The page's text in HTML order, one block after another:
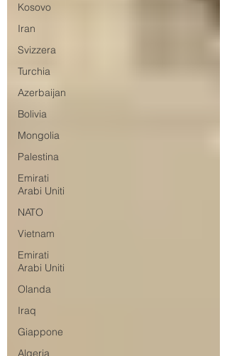
Kosovo
Iran
Svizzera
Turchia
Azerbaijan
Bolivia
Mongolia
Palestina
Emirati
Arabi Uniti
NATO
Vietnam
Emirati
Arabi Uniti
Olanda
Iraq
Giappone
Algeria